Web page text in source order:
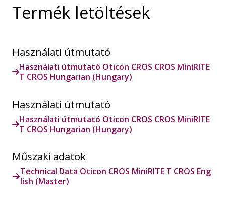
Termék letöltések
Használati útmutató
Használati útmutató Oticon CROS CROS MiniRITE
T CROS Hungarian (Hungary)
Használati útmutató
Használati útmutató Oticon CROS CROS MiniRITE
T CROS Hungarian (Hungary)
Műszaki adatok
Technical Data Oticon CROS MiniRITE T CROS Eng
lish (Master)